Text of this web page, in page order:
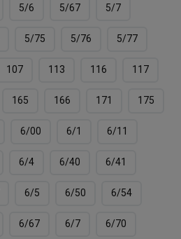
5/6 5/67 5/7
5/75 5/76 5/77
107 113 116 117
165 166 171 175
6/00 6/1 6/11
6/4 6/40 6/41
6/5 6/50 6/54
6/67 6/7 6/70